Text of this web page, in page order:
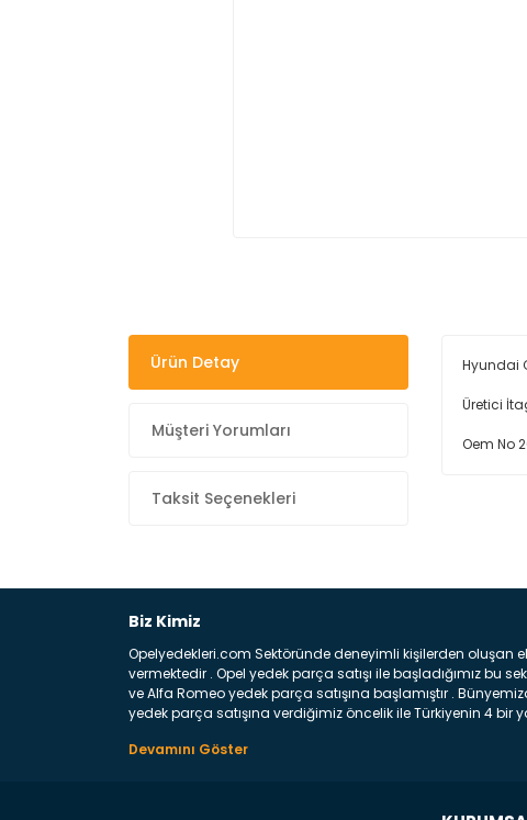
Ürün Detay
Müşteri Yorumları
Taksit Seçenekleri
Hyundai
Üretici
Oem No
Biz Kimiz
Opelyedekleri.com Sektöründe deneyimli kişilerden oluşan
vermektedir . Opel yedek parça satışı ile başladığımız bu
ve Alfa Romeo yedek parça satışına başlamıştır .
yedek parça satışına verdiğimiz öncelik ile Türkiyenin 4 bir
belirttiğimiz parçalar sizlere fikir sağlayacaktır. Ön Tampon
üretilmiş disk ile teması sayesinde durmayı sağlayan